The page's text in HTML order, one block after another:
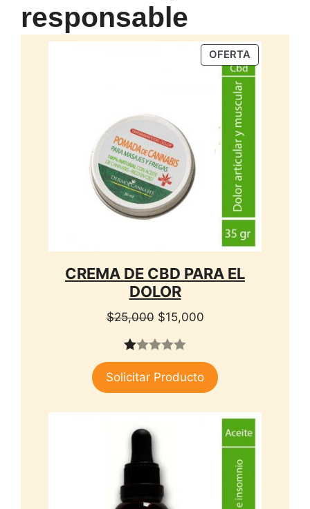
responsable
OFERTAPRODUCTO
EN
CREMA DE CBD PARA EL
DOLOR
$25,000 El
original
$25,000.
$15,000El
es:
$15,000.
1.
00
Solicitar Producto